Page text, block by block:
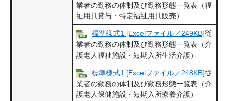
業者の勤務の体制及び勤務形態一覧表（福
祉用具貸与・特定福祉用具販売）
標準様式1 [Excelファイル／249KB]従
業者の勤務の体制及び勤務形態一覧表（介
護老人福祉施設・短期入所生活介護）
標準様式1 [Excelファイル／248KB]従
業者の勤務の体制及び勤務形態一覧表（介
護老人保健施設・短期入所療養介護）